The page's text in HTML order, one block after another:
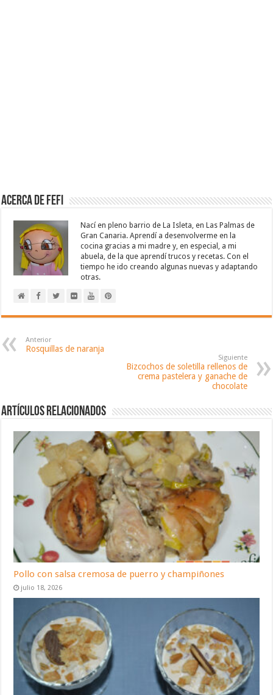
Acerca de Fefi
Nací en pleno barrio de La Isleta, en Las Palmas de
Gran Canaria. Aprendí a desenvolverme en la
cocina gracias a mi madre y, en especial, a mi
abuela, de la que aprendí trucos y recetas. Con el
tiempo he ido creando algunas nuevas y adaptando
otras.
Anterior
Rosquillas de naranja
Siguiente
Bizcochos de soletilla rellenos de
crema pastelera y ganache de
chocolate
Artículos relacionados
Pollo con salsa cremosa de puerro y champiñones
julio 18, 2026